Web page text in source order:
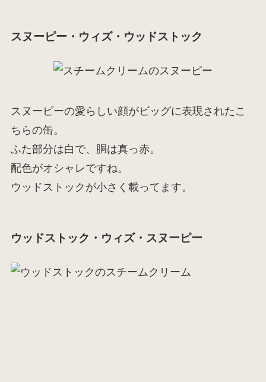
スヌーピー・ウィズ・ウッドストック
スヌーピーの愛らしい顔がビッグに表現されたこ
ちらの缶。
ふた部分は白で、胴は真っ赤。
配色がオシャレですね。
ウッドストックが小さく載ってます。
ウッドストック・ウィズ・スヌーピー